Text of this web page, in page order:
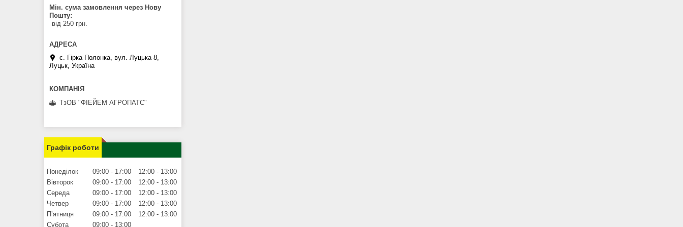
Мін. сума замовлення через Нову
Пошту
від 250 грн.
с. Гірка Полонка, вул. Луцька 8,
Луцьк, Україна
ТзОВ "ФІЕЙЕМ АГРОПАТС"
Графік роботи
Понеділок 09:00 17:00 12:00
13:00
Вівторок
09:00 17:00 12:00
13:00
Середа
09:00 17:00 12:00
13:00
Четвер
09:00 17:00 12:00
13:00
Пʼятниця
09:00 17:00 12:00
13:00
Субота
09:00 13:00